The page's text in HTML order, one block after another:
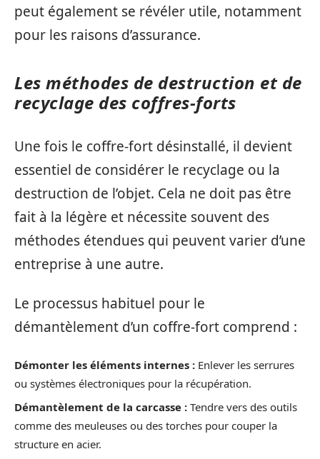
peut également se révéler utile, notamment
pour les raisons d’assurance.
Les méthodes de destruction et de
recyclage des coffres-forts
Une fois le coffre-fort désinstallé, il devient
essentiel de considérer le recyclage ou la
destruction de l’objet. Cela ne doit pas être
fait à la légère et nécessite souvent des
méthodes étendues qui peuvent varier d’une
entreprise à une autre.
Le processus habituel pour le
démantèlement d’un coffre-fort comprend :
Démonter les éléments internes : Enlever les serrures
ou systèmes électroniques pour la récupération.
Démantèlement de la carcasse : Tendre vers des outils
comme des meuleuses ou des torches pour couper la
structure en acier.